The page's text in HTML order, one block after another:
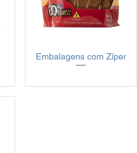
Visualização rápida
Embalagens com Zíper